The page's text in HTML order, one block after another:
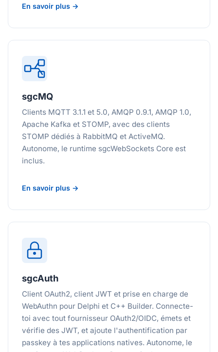
En savoir plus →
sgcMQ
Clients MQTT 3.1.1 et 5.0, AMQP 0.9.1, AMQP 1.0,
Apache Kafka et STOMP, avec des clients
STOMP dédiés à RabbitMQ et ActiveMQ.
Autonome, le runtime sgcWebSockets Core est
inclus.
En savoir plus →
sgcAuth
Client OAuth2, client JWT et prise en charge de
WebAuthn pour Delphi et C++ Builder. Connecte-
toi avec tout fournisseur OAuth2/OIDC, émets et
vérifie des JWT, et ajoute l'authentification par
passkey à tes applications natives. Autonome, le